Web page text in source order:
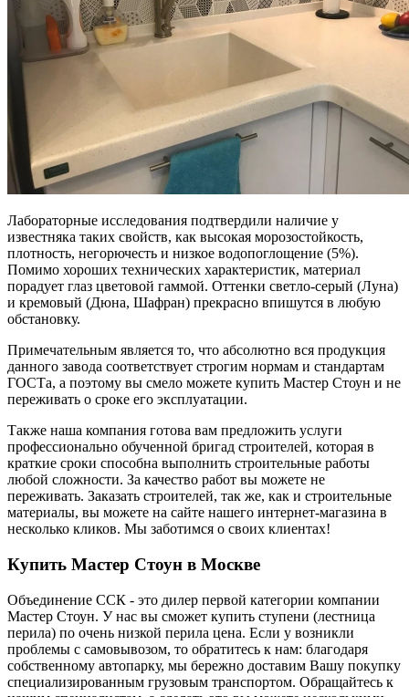
Лабораторные исследования подтвердили наличие у
известняка таких свойств, как высокая морозостойкость,
плотность, негорючесть и низкое водопоглощение (5%).
Помимо хороших технических характеристик, материал
порадует глаз цветовой гаммой. Оттенки светло-серый (Луна)
и кремовый (Дюна, Шафран) прекрасно впишутся в любую
обстановку.
Примечательным является то, что абсолютно вся продукция
данного завода соответствует строгим нормам и стандартам
ГОСТа, а поэтому вы смело можете купить Мастер Стоун и не
переживать о сроке его эксплуатации.
Также наша компания готова вам предложить услуги
профессионально обученной бригад строителей, которая в
краткие сроки способна выполнить строительные работы
любой сложности. За качество работ вы можете не
переживать. Заказать строителей, так же, как и строительные
материалы, вы можете на сайте нашего интернет-магазина в
несколько кликов. Мы заботимся о своих клиентах!
Купить Мастер Стоун в Москве
Объединение ССК - это дилер первой категории компании
Мастер Стоун. У нас вы сможет купить ступени (лестница
перила) по очень низкой перила цена. Если у возникли
проблемы с самовывозом, то обратитесь к нам: благодаря
собственному автопарку, мы бережно доставим Вашу покупку
специализированным грузовым транспортом. Обращайтесь к